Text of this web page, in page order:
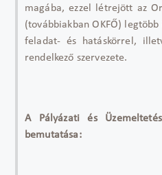
magába, ezzel létrejött az
(továbbiakban OKFŐ)
feladat- és hatáskörrel,
rendelkező szervezete.
A Pályázati és
bemutatása: